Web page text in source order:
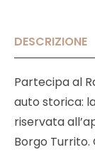
DESCRIZIONE
Partecipa al
auto storica:
riservata
Borgo